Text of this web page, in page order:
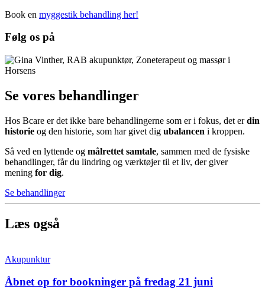
Book en myggestik behandling her!
Følg os på
Se vores behandlinger
Hos Bcare er det ikke bare behandlingerne som er i fokus, det erdin
historie og den historie, som har givet dig ubalancen i kroppen.
Så ved en lyttende og målrettet samtale, sammen med de fysiske
behandlinger, får du lindring og værktøjer til et liv, der giver
mening for dig.
Se behandlinger
Læs også
Akupunktur
Åbnet op for bookninger på fredag 21 juni